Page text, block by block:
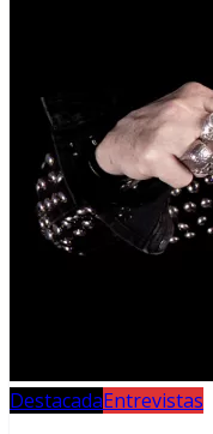
DestacadaEntrevistas